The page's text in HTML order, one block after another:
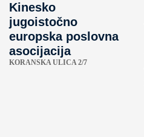
Kinesko
jugoistočno
europska poslovna
asocijacija
KORANSKA ULICA 2/7